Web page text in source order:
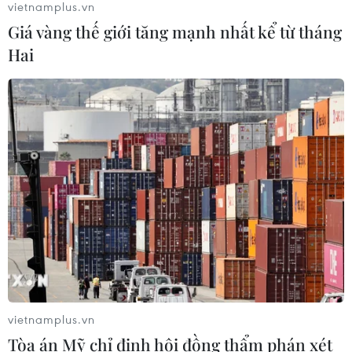
Hành trình đưa hát bội 'chạm' đến
giới trẻ ở Thành phố Hồ Chí Minh
04/08/2026 07:35
NSND Trịnh Thúy Mùi tái đắc cử Chủ
tịch Hội Nghệ sỹ Sân khấu Việt Nam
04/08/2026 06:35
Trưng bày tư liệu “Chủ tịch Hồ Chí
Minh - Tổng tư lệnh Fidel Castro:
Nghĩa tình son sắt đặc biệt"
04/08/2026 06:06
vietnamplus.vn
Giá vàng thế giới tăng mạnh nhất kể từ tháng
Hai
vietnamplus.vn
Tòa án Mỹ chỉ định hội đồng thẩm phán xét